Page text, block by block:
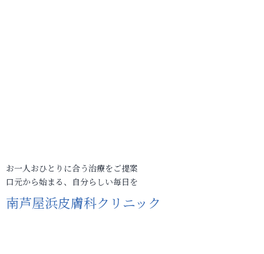
お一人おひとりに合う治療をご提案
口元から始まる、自分らしい毎日を
南芦屋浜皮膚科クリニック